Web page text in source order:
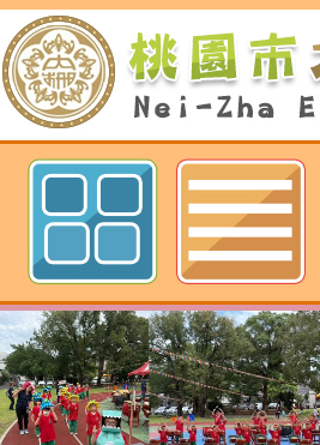
歡迎參觀：桃園市
函轉桃園
性(防空)演
檢送桃園